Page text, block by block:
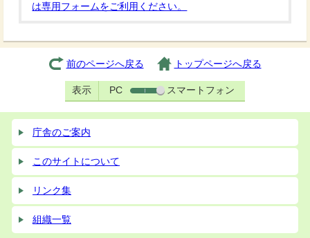
は専用フォームをご利用ください。
前のページへ戻る トップページへ戻る
表示 PC スマートフォン
庁舎のご案内
このサイトについて
リンク集
組織一覧